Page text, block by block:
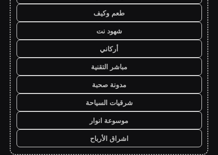
طعم وكيف
شهود نت
أركاني
مباشر التقنية
مدونة صحبة
شرقيات السياحة
موسوعة انوار
اشراق الأرباح